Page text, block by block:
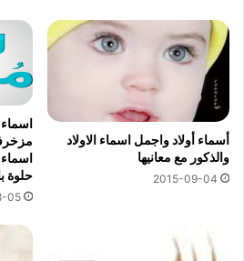
أسماء أولاد واجمل اسماء الاولاد
والذكور مع معانيها
2015-09-04
حلوة
05